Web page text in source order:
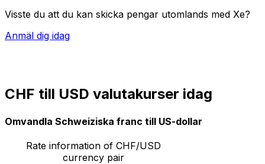
Visste du att du kan skicka pengar utomlands med Xe?
Anmäl dig idag
CHF till USD valutakurser idag
Omvandla Schweiziska franc till US-dollar
Rate information of CHF/USD
currency pair